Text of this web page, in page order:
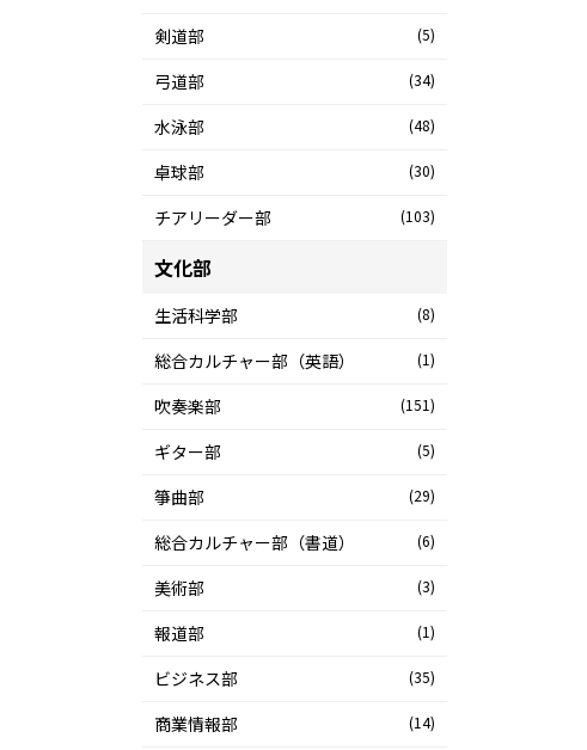
剣道部 (5)
弓道部 (34)
水泳部 (48)
卓球部 (30)
チアリーダー部 (103)
文化部
生活科学部 (8)
総合カルチャー部（英語） (1)
吹奏楽部 (151)
ギター部 (5)
箏曲部 (29)
総合カルチャー部（書道） (6)
美術部 (3)
報道部 (1)
ビジネス部 (35)
商業情報部 (14)